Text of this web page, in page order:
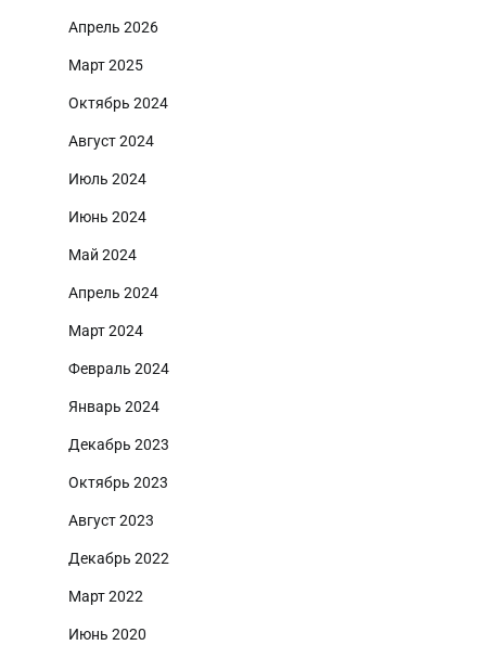
Апрель 2026
Март 2025
Октябрь 2024
Август 2024
Июль 2024
Июнь 2024
Май 2024
Апрель 2024
Март 2024
Февраль 2024
Январь 2024
Декабрь 2023
Октябрь 2023
Август 2023
Декабрь 2022
Март 2022
Июнь 2020